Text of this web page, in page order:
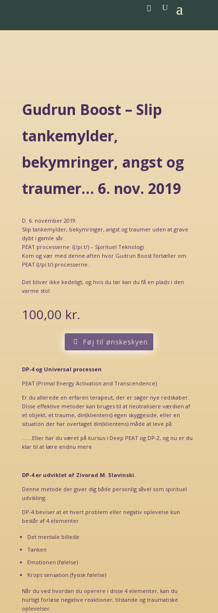
Gudrun Boost – Slip
tankemylder,
bekymringer, angst og
traumer… 6. nov. 2019
D. 6. november 2019
Slip tankemylder, bekymringer, angst og traumer uden at grave
dybt i gamle sår.
PEAT processerne ((/piːt/) – Spirituel Teknologi
Kom og vær med denne aften hvor Gudrun Boost fortæller om
PEAT ((/piːt/) processerne.
Det bliver ikke kedeligt, og hvis du tør kan du få en plads i den
varme stol.
100,00 kr.
Føj til ønskeskyen
DP-4 og Universal processen
PEAT (Primal Energy Activation and Transcendence)
Er du allerede en erfaren terapeut, der er søger nye redskaber.
Disse effektive metoder kan bruges til at neutralisere værdien af
et objekt, et traume, din(klientens) egen skyggeside, eller en
situation der har overtaget din(klientens) måde at leve på.
.......Eller har du været på kursus i Deep PEAT og DP-2, og nu er du
klar til at lære endnu mere
DP-4 er udviklet af Zivorad M. Slavinski.
Denne metode der giver dig både personlig såvel som spirituel
udvikling.
DP-4 beviser at et hvert problem eller negativ oplevelse kun
består af 4 elementer
Det mentale billede
Tanken
Emotionen (følelse)
Krops sensation (fysisk følelse)
Når du ved hvordan du operere i disse 4 elementer, kan du
hurtigt forløse negative reaktioner, tilstande og traumatiske
oplevelser.